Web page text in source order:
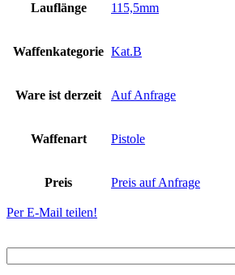
Lauflänge 115,5mm
Waffenkategorie Kat.B
Ware ist derzeit Auf Anfrage
Waffenart Pistole
Preis Preis auf Anfrage
Per E-Mail teilen!